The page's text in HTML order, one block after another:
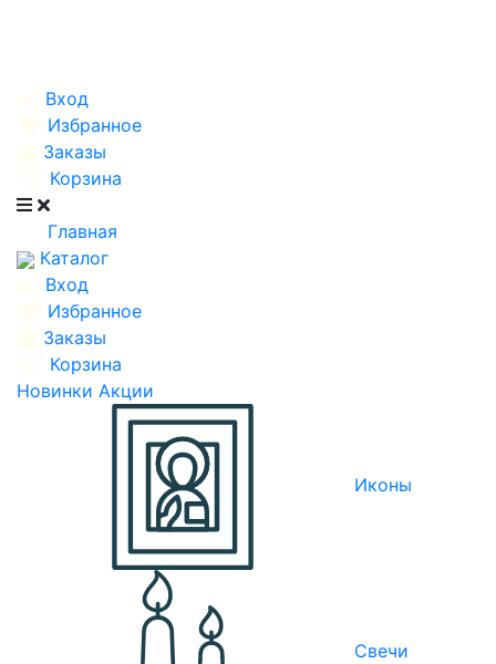
Вход
Избранное
Заказы
Корзина
Главная
Каталог
Вход
Избранное
Заказы
Корзина
Новинки Акции
Иконы
Свечи